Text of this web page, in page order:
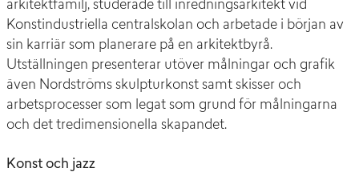
arkitektfamilj, studerade till inredningsarkitekt vid
Konstindustriella centralskolan och arbetade i början av
sin karriär som planerare på en arkitektbyrå.
Utställningen presenterar utöver målningar och grafik
även Nordströms skulpturkonst samt skisser och
arbetsprocesser som legat som grund för målningarna
och det tredimensionella skapandet.
Konst och jazz